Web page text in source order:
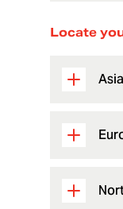
Locate
Asia